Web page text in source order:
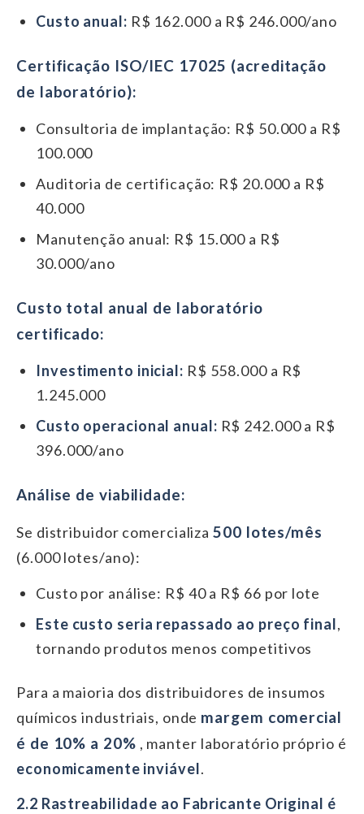
Custo anual: R$ 162.000 a R$ 246.000/ano
Certificação ISO/IEC 17025 (acreditação
de laboratório):
Consultoria de implantação: R$ 50.000 a R$
100.000
Auditoria de certificação: R$ 20.000 a R$
40.000
Manutenção anual: R$ 15.000 a R$
30.000/ano
Custo total anual de laboratório
certificado:
Investimento inicial: R$ 558.000 a R$
1.245.000
Custo operacional anual: R$ 242.000 a R$
396.000/ano
Análise de viabilidade:
Se distribuidor comercializa500 lotes/mês
(6.000 lotes/ano):
Custo por análise: R$ 40 a R$ 66 por lote
Este custo seria repassado ao preço final,
tornando produtos menos competitivos
Para a maioria dos distribuidores de insumos
químicos industriais, onde margem comercial
é de 10% a 20% , manter laboratório próprio é
economicamente inviável.
2.2 Rastreabilidade ao Fabricante Original é